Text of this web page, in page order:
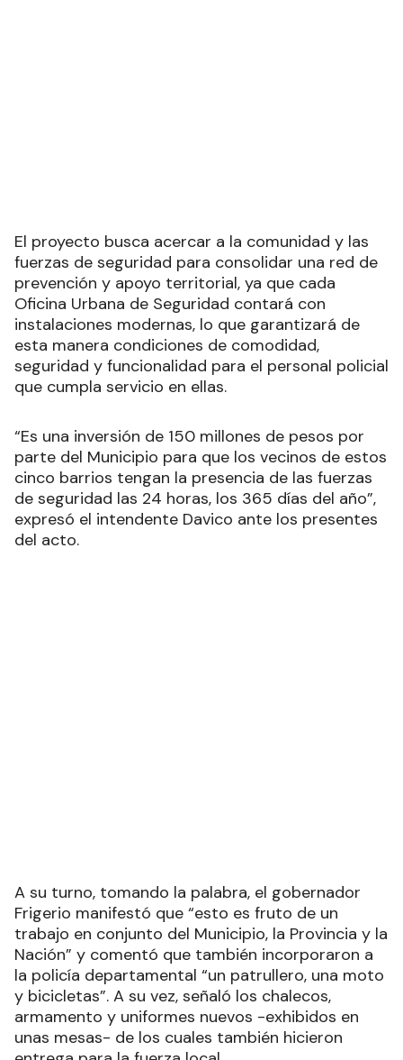
El proyecto busca acercar a la comunidad y las
fuerzas de seguridad para consolidar una red de
prevención y apoyo territorial, ya que cada
Oficina Urbana de Seguridad contará con
instalaciones modernas, lo que garantizará de
esta manera condiciones de comodidad,
seguridad y funcionalidad para el personal policial
que cumpla servicio en ellas.
“Es una inversión de 150 millones de pesos por
parte del Municipio para que los vecinos de estos
cinco barrios tengan la presencia de las fuerzas
de seguridad las 24 horas, los 365 días del año”,
expresó el intendente Davico ante los presentes
del acto.
A su turno, tomando la palabra, el gobernador
Frigerio manifestó que “esto es fruto de un
trabajo en conjunto del Municipio, la Provincia y la
Nación” y comentó que también incorporaron a
la policía departamental “un patrullero, una moto
y bicicletas”. A su vez, señaló los chalecos,
armamento y uniformes nuevos -exhibidos en
unas mesas- de los cuales también hicieron